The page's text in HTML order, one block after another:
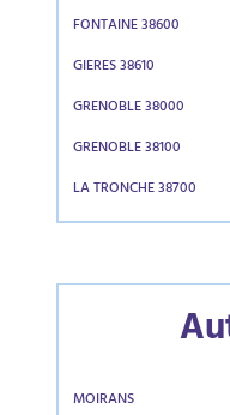
FONTAINE 38600
GIERES 38610
GRENOBLE 38000
GRENOBLE 38100
LA TRONCHE 38700
MOIRANS